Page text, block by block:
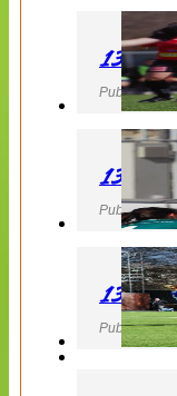
Publicerad
130427
Publicerad
130427
Publicerad